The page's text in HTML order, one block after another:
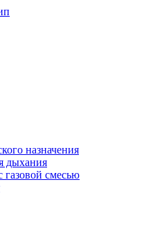
назначения
дыхания
смесью